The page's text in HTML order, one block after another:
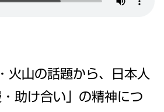
火山の話題から、日本人
助け合い」の精神につ